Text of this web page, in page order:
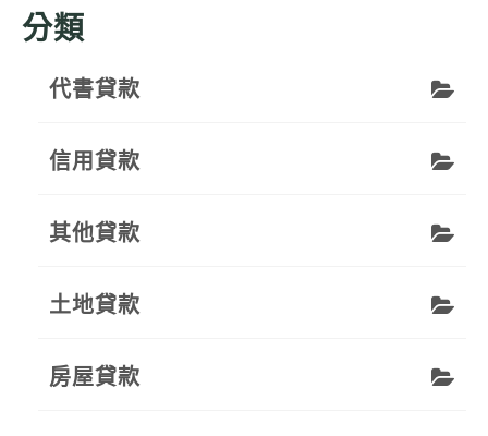
分類
代書貸款
信用貸款
其他貸款
土地貸款
房屋貸款